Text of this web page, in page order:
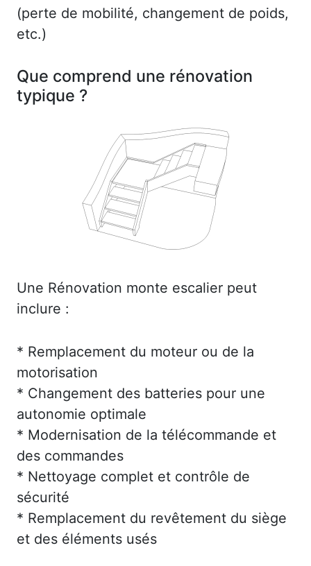
(perte de mobilité, changement de poids,
etc.)
Que comprend une rénovation
typique ?
Une Rénovation monte escalier peut
inclure :
* Remplacement du moteur ou de la
motorisation
* Changement des batteries pour une
autonomie optimale
* Modernisation de la télécommande et
des commandes
* Nettoyage complet et contrôle de
sécurité
* Remplacement du revêtement du siège
et des éléments usés